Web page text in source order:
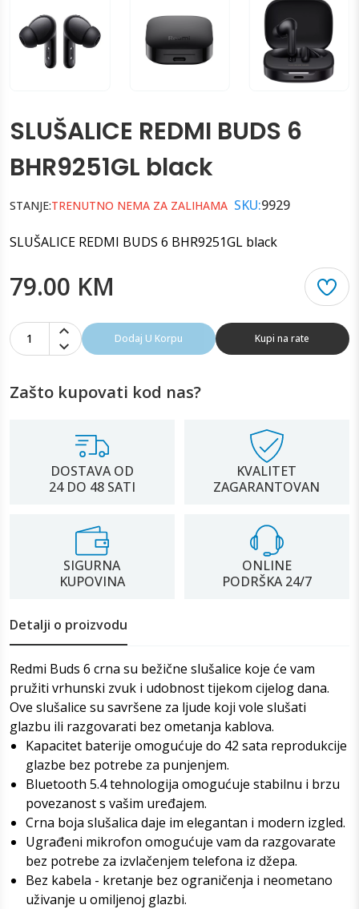
SLUŠALICE REDMI BUDS 6
BHR9251GL black
STANJE:TRENUTNO NEMA ZA ZALIHAMA SKU:9929
SLUŠALICE REDMI BUDS 6 BHR9251GL black
79.00 KM
1 Dodaj U Korpu Kupi na rate
Zašto kupovati kod nas?
DOSTAVA OD
24 DO 48 SATI
KVALITET
ZAGARANTOVAN
SIGURNA
KUPOVINA
ONLINE
PODRŠKA 24/7
Detalji o proizvodu
Redmi Buds 6 crna su bežične slušalice koje će vam
pružiti vrhunski zvuk i udobnost tijekom cijelog dana.
Ove slušalice su savršene za ljude koji vole slušati
glazbu ili razgovarati bez ometanja kablova.
Kapacitet baterije omogućuje do 42 sata reprodukcije
glazbe bez potrebe za punjenjem.
Bluetooth 5.4 tehnologija omogućuje stabilnu i brzu
povezanost s vašim uređajem.
Crna boja slušalica daje im elegantan i modern izgled.
Ugrađeni mikrofon omogućuje vam da razgovarate
bez potrebe za izvlačenjem telefona iz džepa.
Bez kabela - kretanje bez ograničenja i neometano
uživanje u omiljenoj glazbi.